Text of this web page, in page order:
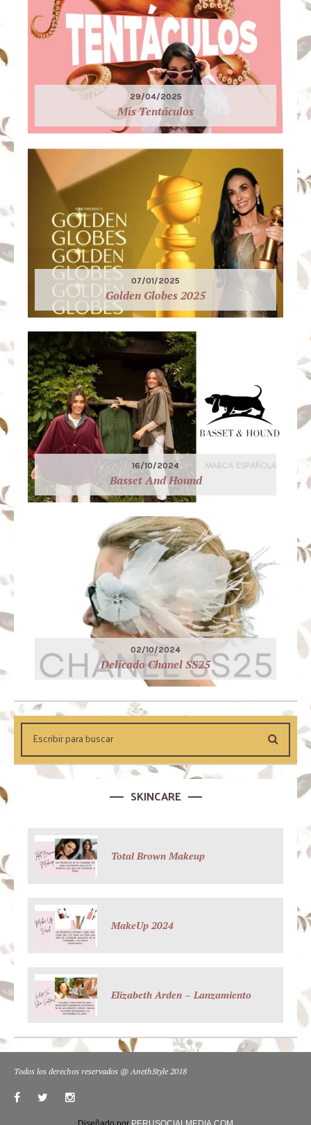
29/04/2025
Mis Tentáculos
07/01/2025
Golden Globes 2025
16/10/2024
Basset And Hound
02/10/2024
Delicado Chanel SS25
SKINCARE
Total Brown Makeup
MakeUp 2024
Elizabeth Arden – Lanzamiento
Todos los derechos reservados @ AnethStyle 2018